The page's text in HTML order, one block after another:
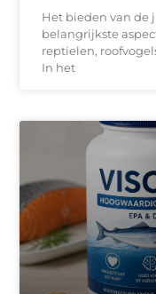
Het bieden van de
belangrijkste
reptielen,
In het